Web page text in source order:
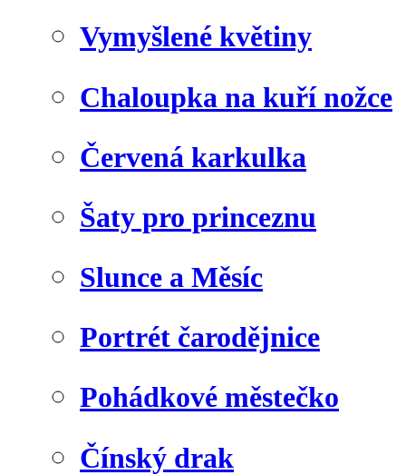
Vymyšlené květiny
Chaloupka na kuří nožce
Červená karkulka
Šaty pro princeznu
Slunce a Měsíc
Portrét čarodějnice
Pohádkové městečko
Čínský drak